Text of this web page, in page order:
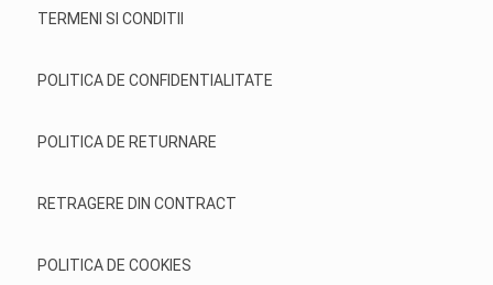
TERMENI SI CONDITII
POLITICA DE CONFIDENTIALITATE
POLITICA DE RETURNARE
RETRAGERE DIN CONTRACT
POLITICA DE COOKIES